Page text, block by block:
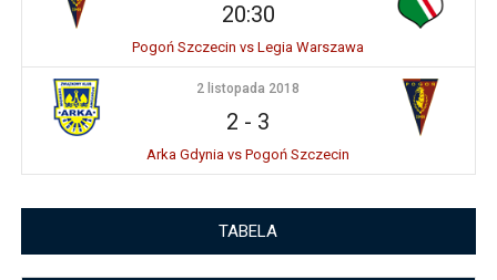
20:30
Pogoń Szczecin vs Legia Warszawa
2 listopada 2018
2 - 3
Arka Gdynia vs Pogoń Szczecin
TABELA